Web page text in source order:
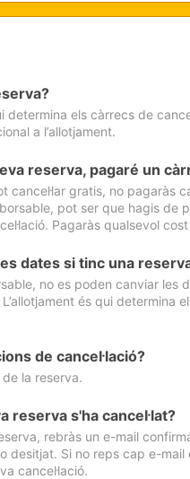
determina els càrrecs de
a l’allotjament.
reserva, pagaré un
cancel·lar gratis, no pagaràs
pot ser que hagis de
Pagaràs qualsevol
dates si tinc una
no es poden canviar les
és qui determina
de cancel·lació?
la reserva.
reserva s'ha cancel·lat?
rebràs un e-mail
desitjat. Si no reps cap e-mail
cancel·lació.